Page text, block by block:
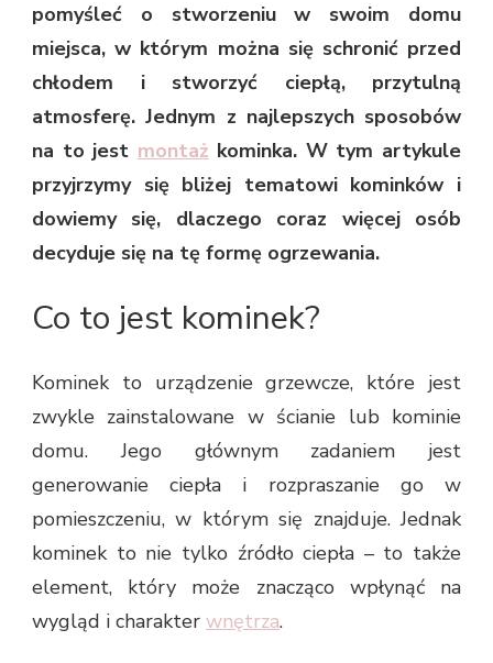
pomyśleć o stworzeniu w swoim domu
miejsca, w którym można się schronić przed
chłodem i stworzyć ciepłą, przytulną
atmosferę. Jednym z najlepszych sposobów
na to jest montaż kominka. W tym artykule
przyjrzymy się bliżej tematowi kominków i
dowiemy się, dlaczego coraz więcej osób
decyduje się na tę formę ogrzewania.
Co to jest kominek?
Kominek to urządzenie grzewcze, które jest
zwykle zainstalowane w ścianie lub kominie
domu. Jego głównym zadaniem jest
generowanie ciepła i rozpraszanie go w
pomieszczeniu, w którym się znajduje. Jednak
kominek to nie tylko źródło ciepła – to także
element, który może znacząco wpłynąć na
wygląd i charakter wnętrza.